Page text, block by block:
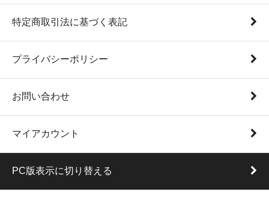
特定商取引法に基づく表記
プライバシーポリシー
お問い合わせ
マイアカウント
PC版表示に切り替える